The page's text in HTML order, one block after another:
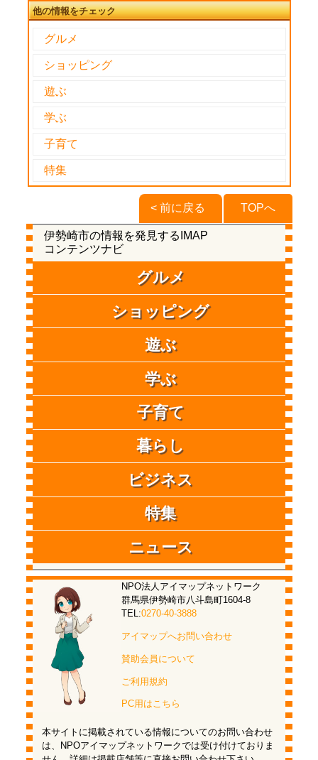
他の情報をチェック
グルメ
ショッピング
遊ぶ
学ぶ
子育て
特集
TOPへ
< 前に戻る
伊勢崎市の情報を発見するIMAP
コンテンツナビ
グルメ
ショッピング
遊ぶ
学ぶ
子育て
暮らし
ビジネス
特集
ニュース
NPO法人アイマップネットワーク
群馬県伊勢崎市八斗島町1604-8
TEL:0270-40-3888
アイマップへお問い合わせ
賛助会員について
ご利用規約
PC用はこちら
本サイトに掲載されている情報についてのお問い合わせ
は、NPOアイマップネットワークでは受け付けておりま